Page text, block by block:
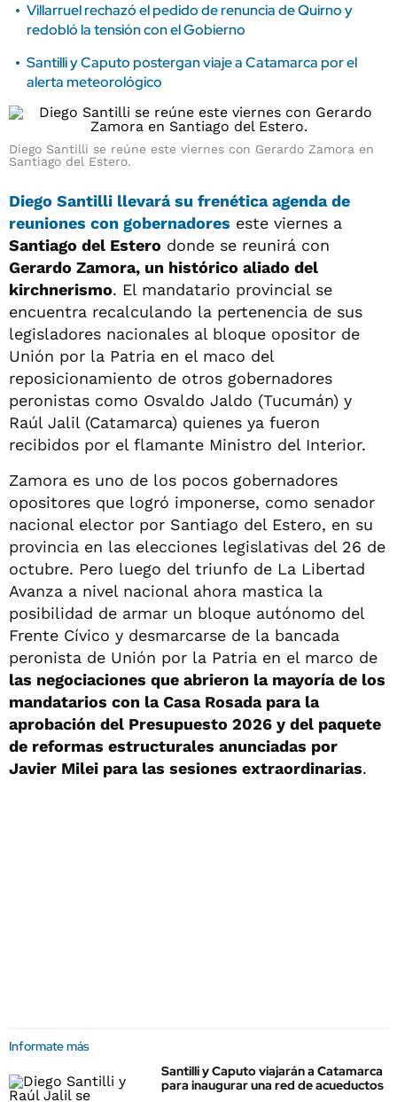
Villarruel rechazó el pedido de renuncia de Quirno y
redobló la tensión con el Gobierno
Santilli y Caputo postergan viaje a Catamarca por el
alerta meteorológico
Diego Santilli se reúne este viernes con Gerardo Zamora en
Santiago del Estero.
Diego Santilli llevará su frenética agenda de
reuniones con gobernadores este viernes a
Santiago del Estero donde se reunirá con
Gerardo Zamora, un histórico aliado del
kirchnerismo. El mandatario provincial se
encuentra recalculando la pertenencia de sus
legisladores nacionales al bloque opositor de
Unión por la Patria en el maco del
reposicionamiento de otros gobernadores
peronistas como Osvaldo Jaldo (Tucumán) y
Raúl Jalil (Catamarca) quienes ya fueron
recibidos por el flamante Ministro del Interior.
Zamora es uno de los pocos gobernadores
opositores que logró imponerse, como senador
nacional elector por Santiago del Estero, en su
provincia en las elecciones legislativas del 26 de
octubre. Pero luego del triunfo de La Libertad
Avanza a nivel nacional ahora mastica la
posibilidad de armar un bloque autónomo del
Frente Cívico y desmarcarse de la bancada
peronista de Unión por la Patria en el marco de
las negociaciones que abrieron la mayoría de los
mandatarios con la Casa Rosada para la
aprobación del Presupuesto 2026 y del paquete
de reformas estructurales anunciadas por
Javier Milei para las sesiones extraordinarias.
Informate más
Santilli y Caputo viajarán a Catamarca
para inaugurar una red de acueductos